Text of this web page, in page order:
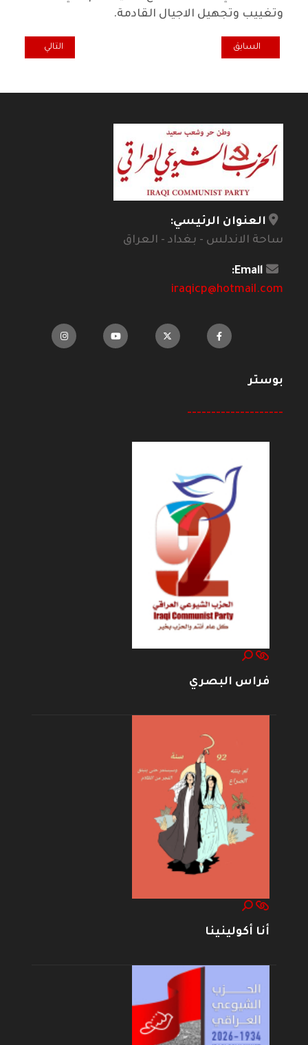
وتغييب وتجهيل الاجيال القادمة.
المقال السابق: الرأسمالية المعولمة ومناهضة التبعية والتهميش
السابق المقال التالي:
التالي
العنوان الرئيسي:
ساحة الاندلس - بغداد - العراق
Email:
iraqicp@hotmail.com
بوستر
--------------------
فراس البصري
أنا أكولينينا